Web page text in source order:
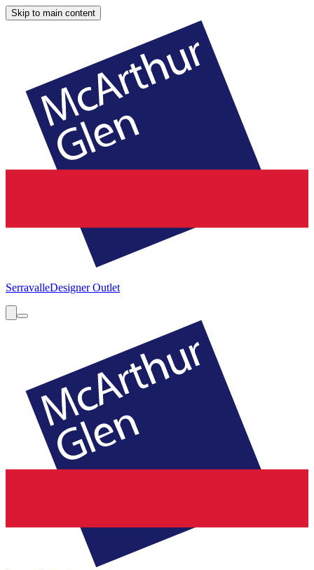
Skip to main content
SerravalleDesigner Outlet